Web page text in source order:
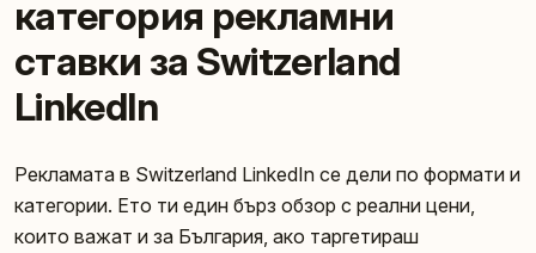
категория рекламни
ставки за Switzerland
LinkedIn
Рекламата в Switzerland LinkedIn се дели по формати и
категории. Ето ти един бърз обзор с реални цени,
които важат и за България, ако таргетираш